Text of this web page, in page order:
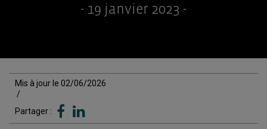
- 19 janvier 2023 -
Mis à jour le 02/06/2026
/
Partager :